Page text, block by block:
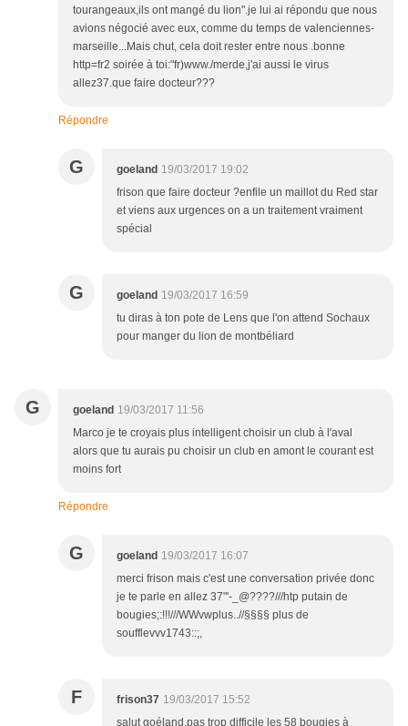
tourangeaux,ils ont mangé du lion".je lui ai répondu que nous
avions négocié avec eux, comme du temps de valenciennes-
marseille...Mais chut, cela doit rester entre nous .bonne
http=fr2 soirée à toi:"fr)www./merde,j'ai aussi le virus
allez37.que faire docteur???
Répondre
G goeland 19/03/2017 19:02
frison que faire docteur ?enfile un maillot du Red star
et viens aux urgences on a un traitement vraiment
spécial
G goeland 19/03/2017 16:59
tu diras à ton pote de Lens que l'on attend Sochaux
pour manger du lion de montbéliard
G goeland 19/03/2017 11:56
Marco je te croyais plus intelligent choisir un club à l'aval
alors que tu aurais pu choisir un club en amont le courant est
moins fort
Répondre
G goeland 19/03/2017 16:07
merci frison mais c'est une conversation privée donc
je te parle en allez 37"'-_@????///htp putain de
bougies;:!!!///WWvwplus..//§§§§ plus de
soufflevvv1743::;,
F frison37 19/03/2017 15:52
salut goéland,pas trop difficile les 58 bougies à